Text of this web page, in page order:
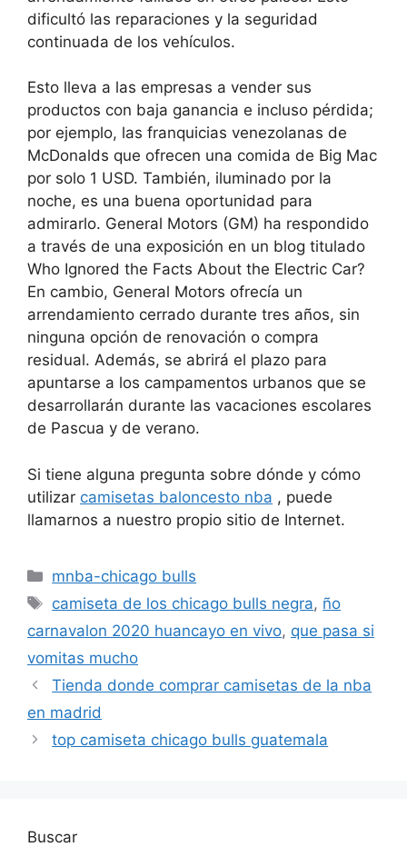
dificultó las reparaciones y la seguridad
continuada de los vehículos.
Esto lleva a las empresas a vender sus
productos con baja ganancia e incluso pérdida;
por ejemplo, las franquicias venezolanas de
McDonalds que ofrecen una comida de Big Mac
por solo 1 USD. También, iluminado por la
noche, es una buena oportunidad para
admirarlo. General Motors (GM) ha respondido
a través de una exposición en un blog titulado
Who Ignored the Facts About the Electric Car?
En cambio, General Motors ofrecía un
arrendamiento cerrado durante tres años, sin
ninguna opción de renovación o compra
residual. Además, se abrirá el plazo para
apuntarse a los campamentos urbanos que se
desarrollarán durante las vacaciones escolares
de Pascua y de verano.
Si tiene alguna pregunta sobre dónde y cómo
utilizar camisetas baloncesto nba , puede
llamarnos a nuestro propio sitio de Internet.
Categorías
mnba-chicago bulls
Etiquetas
camiseta de los chicago bulls negra, ño
carnavalon 2020 huancayo en vivo, que pasa si
vomitas mucho
Tienda donde comprar camisetas de la nba
en madrid
top camiseta chicago bulls guatemala
Buscar